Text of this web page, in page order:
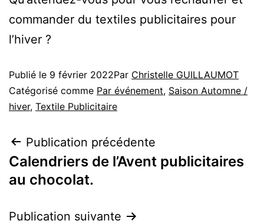
commander du textiles publicitaires pour
l’hiver ?
Publié le 9 février 2022Par Christelle GUILLAUMOT
Catégorisé comme Par événement, Saison Automne /
hiver, Textile Publicitaire
Publication précédente
Calendriers de l’Avent publicitaires
au chocolat.
Publication suivante